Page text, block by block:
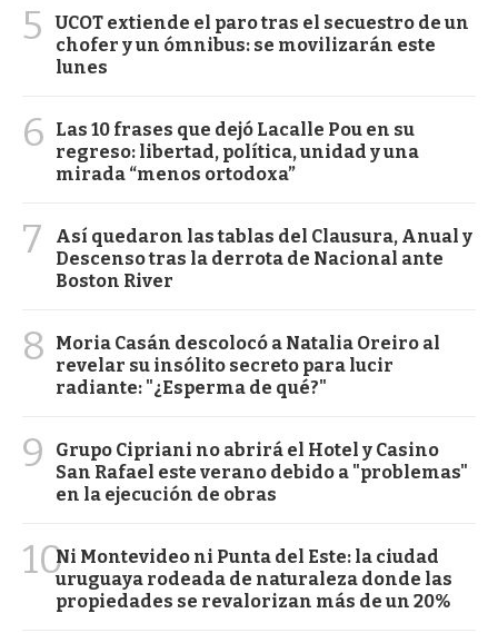
5
UCOT extiende el paro tras el secuestro de un
chofer y un ómnibus: se movilizarán este
lunes
6
Las 10 frases que dejó Lacalle Pou en su
regreso: libertad, política, unidad y una
mirada “menos ortodoxa”
7
Así quedaron las tablas del Clausura, Anual y
Descenso tras la derrota de Nacional ante
Boston River
8
Moria Casán descolocó a Natalia Oreiro al
revelar su insólito secreto para lucir
radiante: "¿Esperma de qué?"
9
Grupo Cipriani no abrirá el Hotel y Casino
San Rafael este verano debido a "problemas"
en la ejecución de obras
10Ni Montevideo ni Punta del Este: la ciudad
uruguaya rodeada de naturaleza donde las
propiedades se revalorizan más de un 20%